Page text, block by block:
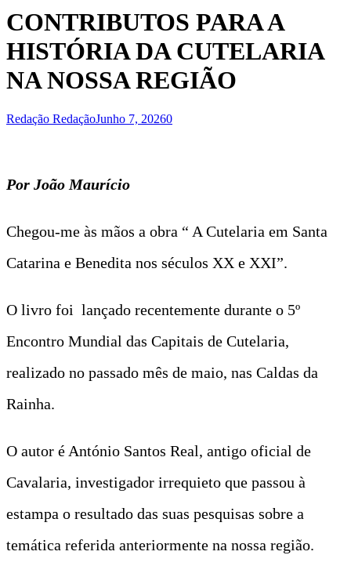
CONTRIBUTOS PARA A
HISTÓRIA DA CUTELARIA
NA NOSSA REGIÃO
Redação RedaçãoJunho 7, 20260
Por João Maurício
Chegou-me às mãos a obra “ A Cutelaria em Santa
Catarina e Benedita nos séculos XX e XXI”.
O livro foi lançado recentemente durante o 5º
Encontro Mundial das Capitais de Cutelaria,
realizado no passado mês de maio, nas Caldas da
Rainha.
O autor é António Santos Real, antigo oficial de
Cavalaria, investigador irrequieto que passou à
estampa o resultado das suas pesquisas sobre a
temática referida anteriormente na nossa região.